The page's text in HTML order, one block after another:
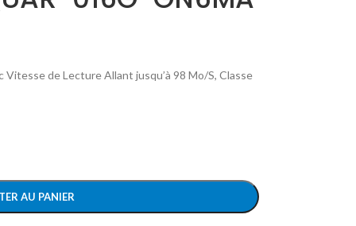
de Lecture Allant jusqu’à 98 Mo/S, Classe
AU PANIER